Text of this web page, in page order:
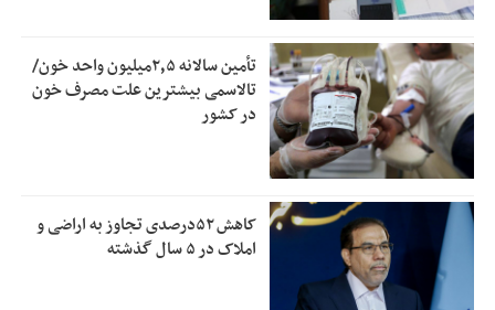
تأمین سالانه ۲٫۵میلیون واحد خون/
تالاسمی بیشترین علت مصرف‌ خون
در کشور
کاهش ۵۲درصدی تجاوز به اراضی و
املاک در ۵ سال گذشته